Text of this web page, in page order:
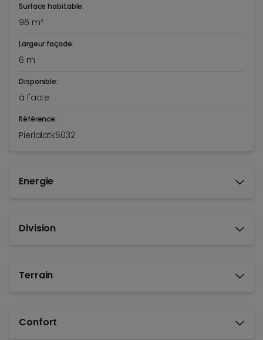
Surface habitable:
96 m²
Largeur façade:
6 m
Disponible:
à l'acte
Référence:
Pierlalatk6032
Energie
Division
Terrain
Confort